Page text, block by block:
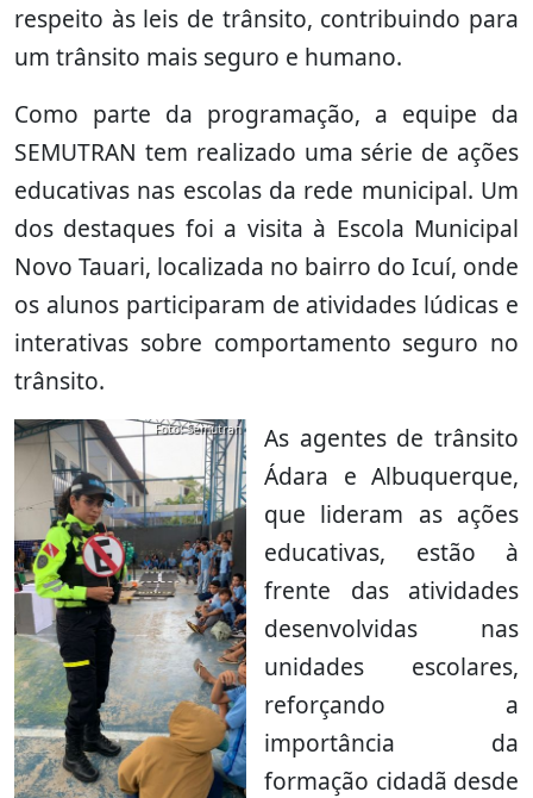
respeito às leis de trânsito, contribuindo para
um trânsito mais seguro e humano.
Como parte da programação, a equipe da
SEMUTRAN tem realizado uma série de ações
educativas nas escolas da rede municipal. Um
dos destaques foi a visita à Escola Municipal
Novo Tauari, localizada no bairro do Icuí, onde
os alunos participaram de atividades lúdicas e
interativas sobre comportamento seguro no
trânsito.
Foto: Semutran
As agentes de trânsito
Ádara e Albuquerque,
que lideram as ações
educativas, estão à
frente das atividades
desenvolvidas nas
unidades escolares,
reforçando a
importância da
formação cidadã desde